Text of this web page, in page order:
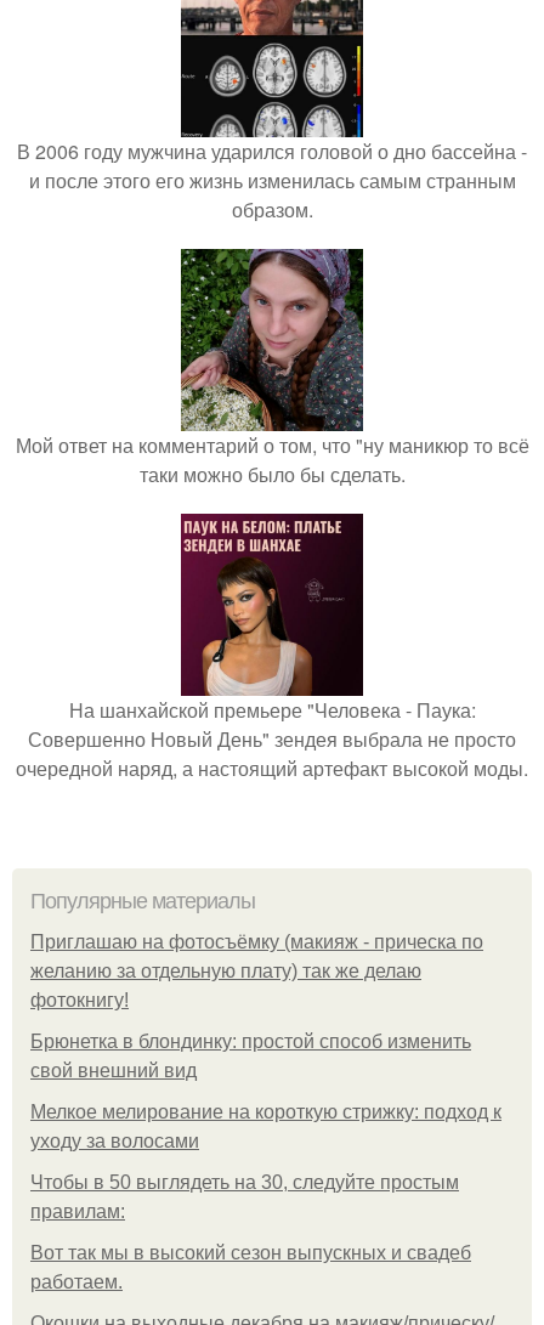
В 2006 году мужчина ударился головой о дно бассейна -
и после этого его жизнь изменилась самым странным
образом.
Мой ответ на комментарий о том, что "ну маникюр то всё
таки можно было бы сделать.
На шанхайской премьере "Человека - Паука:
Совершенно Новый День" зендея выбрала не просто
очередной наряд, а настоящий артефакт высокой моды.
Популярные материалы
Приглашаю на фотосъёмку (макияж - прическа по
желанию за отдельную плату) так же делаю
фотокнигу!
Брюнетка в блондинку: простой способ изменить
свой внешний вид
Мелкое мелирование на короткую стрижку: подход к
уходу за волосами
Чтобы в 50 выглядеть на 30, следуйте простым
правилам:
Вот так мы в высокий сезон выпускных и свадеб
работаем.